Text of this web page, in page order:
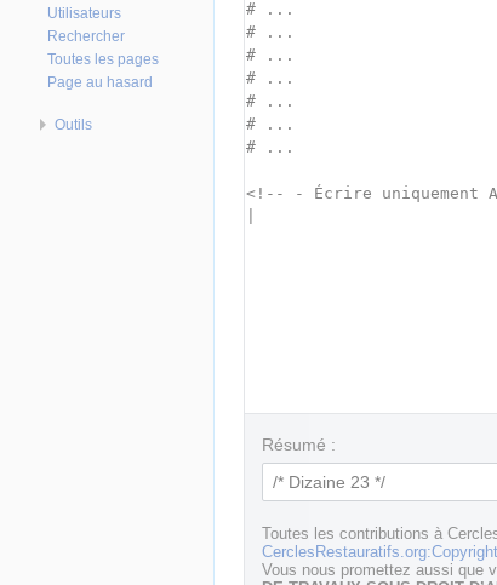
Résumé :
Toutes les contributions à
Vous nous promettez aussi que
Utilisateurs
Rechercher
Toutes les pages
Page au hasard
Outils